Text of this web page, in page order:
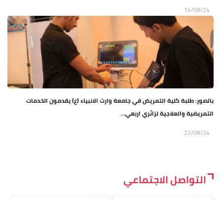
14/08/24
بالصور: طلبة كلية التمريض في جامعة وارث الانبياء (ع) يقدمون الخدمات
التمريضية والعلاجية لزائري اربعي...
22/08/24
التواصل الاجتماعي